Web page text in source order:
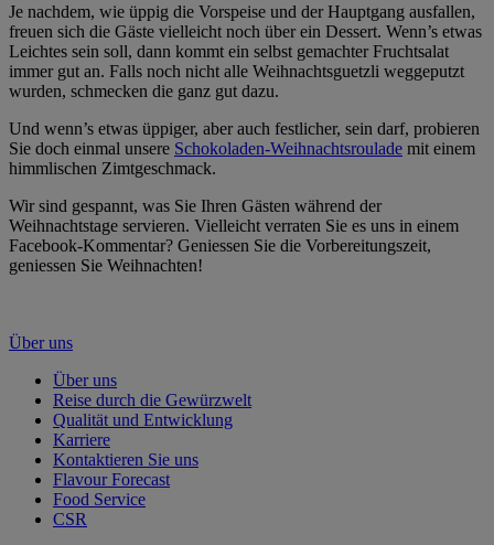
Je nachdem, wie üppig die Vorspeise und der Hauptgang ausfallen,
freuen sich die Gäste vielleicht noch über ein Dessert. Wenn’s etwas
Leichtes sein soll, dann kommt ein selbst gemachter Fruchtsalat
immer gut an. Falls noch nicht alle Weihnachtsguetzli weggeputzt
wurden, schmecken die ganz gut dazu.
Und wenn’s etwas üppiger, aber auch festlicher, sein darf, probieren
Sie doch einmal unsere Schokoladen-Weihnachtsroulade mit einem
himmlischen Zimtgeschmack.
Wir sind gespannt, was Sie Ihren Gästen während der
Weihnachtstage servieren. Vielleicht verraten Sie es uns in einem
Facebook-Kommentar? Geniessen Sie die Vorbereitungszeit,
geniessen Sie Weihnachten!
Über uns
Über uns
Reise durch die Gewürzwelt
Qualität und Entwicklung
Karriere
Kontaktieren Sie uns
Flavour Forecast
Food Service
CSR